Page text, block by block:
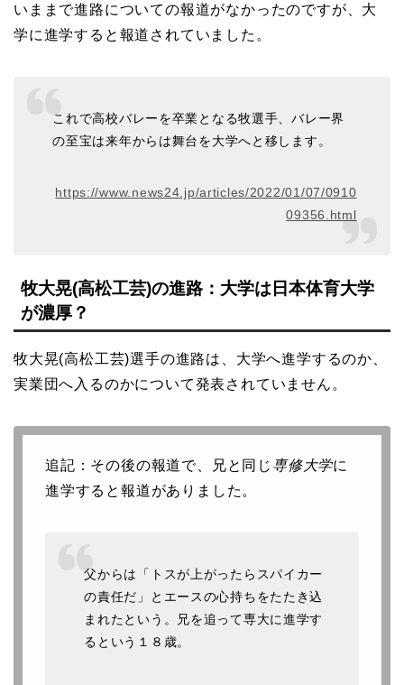
いままで進路についての報道がなかったのですが、大
学に進学すると報道されていました。
これで高校バレーを卒業となる牧選手、バレー界
の至宝は来年からは舞台を大学へと移します。
https://www.news24.jp/articles/2022/01/07/0910
09356.html
牧大晃(高松工芸)の進路：大学は日本体育大学
が濃厚？
牧大晃(高松工芸)選手の進路は、大学へ進学するのか、
実業団へ入るのかについて発表されていません。
追記：その後の報道で、兄と同じ 専修大学に
進学すると報道がありました。
父からは「トスが上がったらスパイカー
の責任だ」とエースの心持ちをたたき込
まれたという。兄を追って専大に進学す
るという１８歳。